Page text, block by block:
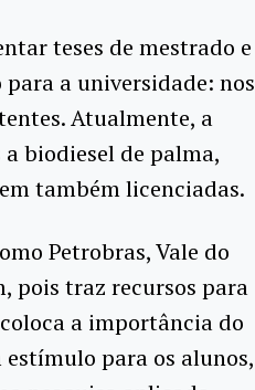
teses de mestrado e
a universidade: nos
Atualmente, a
biodiesel de palma,
também licenciadas.
Petrobras, Vale do
pois traz recursos para
a importância do
para os alunos,